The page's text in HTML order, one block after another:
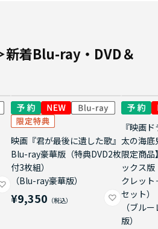
新着Blu-ray・DVD＆
映画『君が最後に遺した歌』
Blu-ray豪華版（特典DVD2枚
付3枚組）
（Blu-ray豪華版）
¥9,350
『映画
太の海底
限定商品
ックス
クレッ
セット）
（ブル
版）